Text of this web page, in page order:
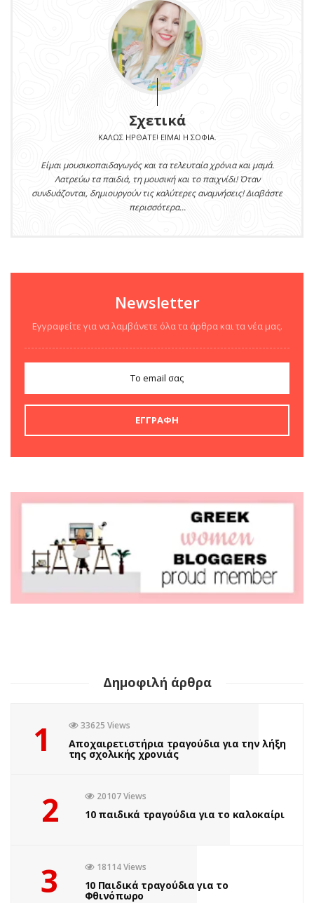
Σχετικά
ΚΑΛΏΣ ΉΡΘΑΤΕ! ΕΊΜΑΙ Η ΣΟΦΊΑ.
Είμαι μουσικοπαιδαγωγός και τα τελευταία χρόνια και μαμά.
Λατρεύω τα παιδιά, τη μουσική και το παιχνίδι! Όταν
συνδυάζονται, δημιουργούν τις καλύτερες αναμνήσεις! Διαβάστε
περισσότερα...
Newsletter
Εγγραφείτε για να λαμβάνετε όλα τα άρθρα και τα νέα μας.
Δημοφιλή άρθρα
1 33625 Views
Αποχαιρετιστήρια τραγούδια για την λήξη
της σχολικής χρονιάς
2 20107 Views
10 παιδικά τραγούδια για το καλοκαίρι
3 18114 Views
10 Παιδικά τραγούδια για το
Φθινόπωρο